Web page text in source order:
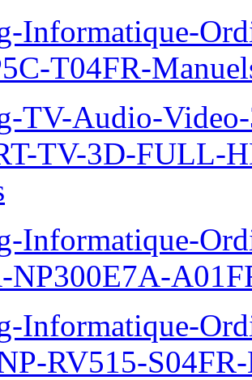
Informatique-
T04FR-
TV-Audio-
TV-3D-FULL-
Informatique-
NP300E7A-
Informatique-
RV515-